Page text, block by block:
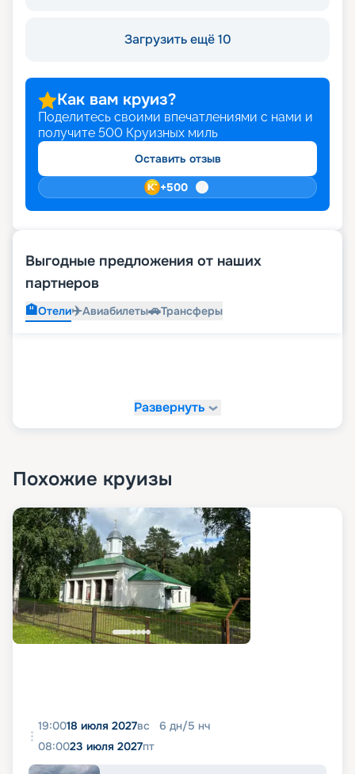
Загрузить ещё 10
Как вам круиз?
Поделитесь своими впечатлениями с нами и
получите 500 Круизных миль
Оставить отзыв
+500
Выгодные предложения от наших
партнеров
🏨Отели✈️Авиабилеты🚗Трансферы
Развернуть
Похожие круизы
19:0018 июля 2027вс 6 дн/5 нч
08:0023 июля 2027пт